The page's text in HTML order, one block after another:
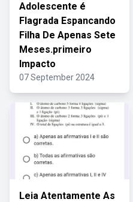
Adolescente é
Flagrada Espancando
Filha De Apenas Sete
Meses.primeiro
Impacto
07 September 2024
Leia Atentamente As